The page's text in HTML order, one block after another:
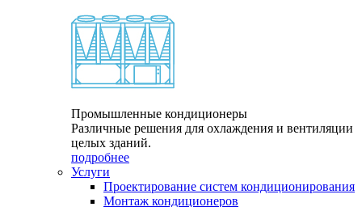
Промышленные кондиционеры
Различные решения для охлаждения и вентиляции
целых зданий.
подробнее
Услуги
Проектирование систем кондиционирования
Монтаж кондиционеров